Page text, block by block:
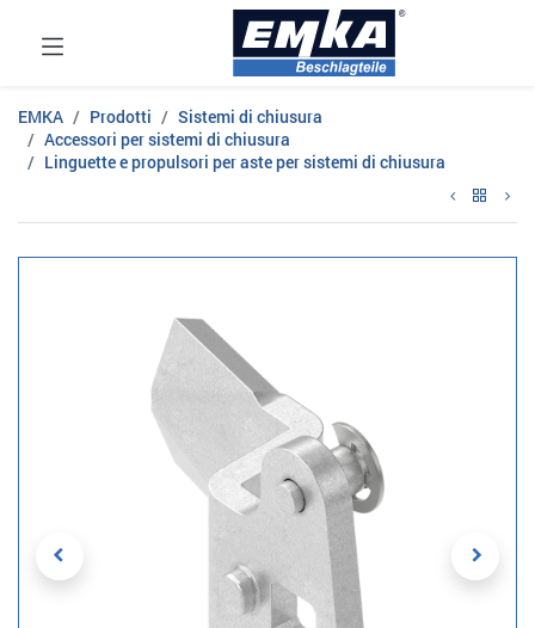
EMKA Prodotti
Sistemi di chiusura
Accessori per sistemi di chiusura
Linguette e propulsori per aste per sistemi di chiusura